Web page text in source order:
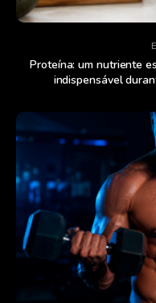
Proteína: um nutriente
indispensável